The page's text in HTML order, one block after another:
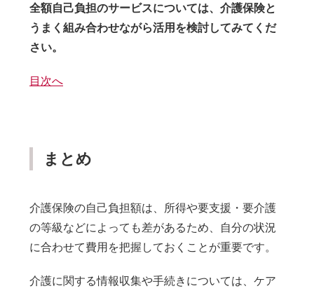
全額自己負担のサービスについては、介護保険と
うまく組み合わせながら活用を検討してみてくだ
さい。
目次へ
まとめ
介護保険の自己負担額は、所得や要支援・要介護
の等級などによっても差があるため、自分の状況
に合わせて費用を把握しておくことが重要です。
介護に関する情報収集や手続きについては、ケア